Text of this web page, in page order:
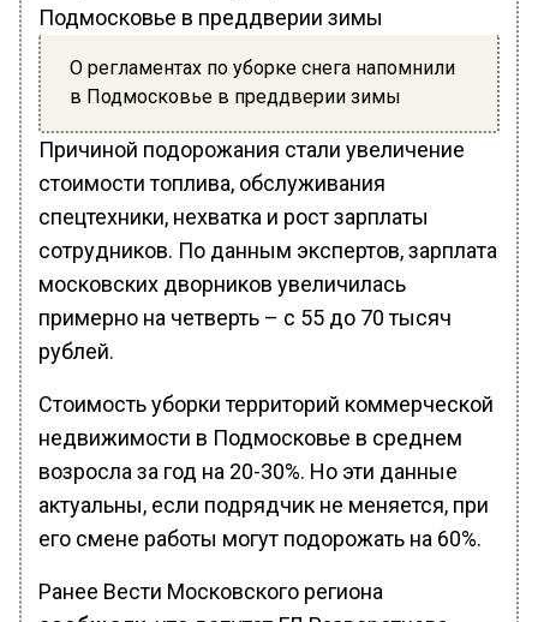
О регламентах по уборке снега напомнили
в Подмосковье в преддверии зимы
Причиной подорожания стали увеличение
стоимости топлива, обслуживания
спецтехники, нехватка и рост зарплаты
сотрудников. По данным экспертов, зарплата
московских дворников увеличилась
примерно на четверть – с 55 до 70 тысяч
рублей.
Стоимость уборки территорий коммерческой
недвижимости в Подмосковье в среднем
возросла за год на 20-30%. Но эти данные
актуальны, если подрядчик не меняется, при
его смене работы могут подорожать на 60%.
Ранее Вести Московского региона